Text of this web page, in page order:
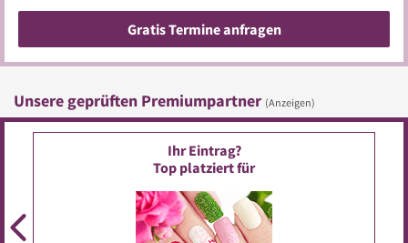
Gratis Termine anfragen
Unsere geprüften Premiumpartner (Anzeigen)
Ihr Eintrag?
Top platziert für